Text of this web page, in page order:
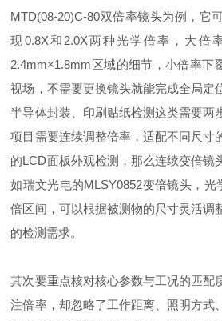
MTD(08-20)C-80双倍率镜头为例，它
现0.8X和2.0X两种光学倍率，大倍
2.4mm×1.8mm区域的细节，小倍率下
视场，不需要更换镜头就能完成全局定
半导体封装、印刷贴纸检测这类需要两
项目需要连续调整倍率，适配不同尺寸
的LCD面板外观检测，那么连续变倍镜
如瑞文光电的MLSY0852变倍镜头，光
倍区间，可以根据被测物的尺寸灵活调
的检测需求。
其次要重点核对核心参数与工况的匹配
注倍率，却忽略了工作距离、照明方式